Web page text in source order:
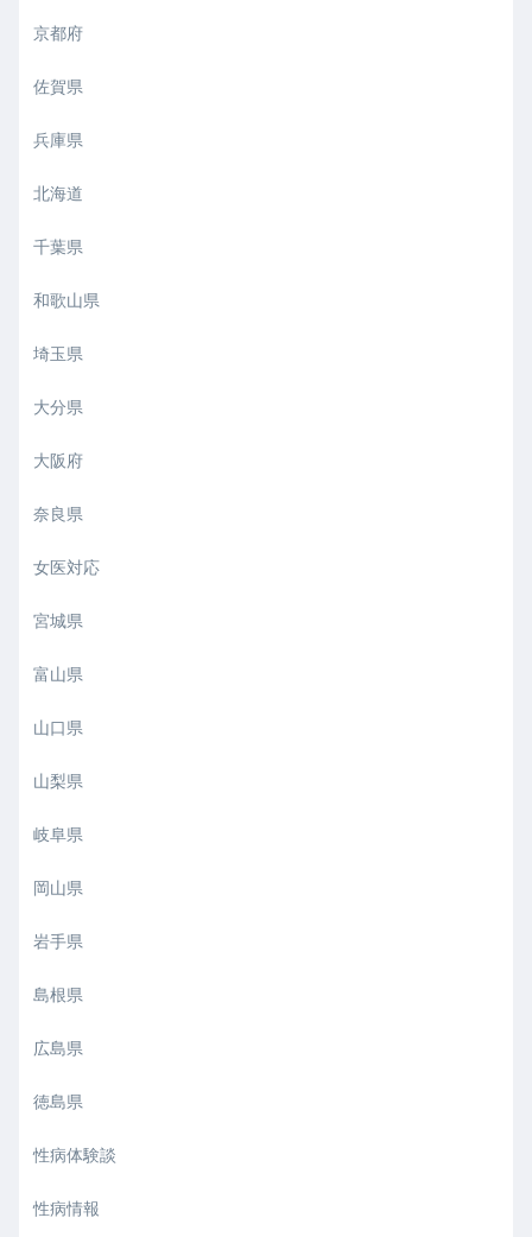
京都府
佐賀県
兵庫県
北海道
千葉県
和歌山県
埼玉県
大分県
大阪府
奈良県
女医対応
宮城県
富山県
山口県
山梨県
岐阜県
岡山県
岩手県
島根県
広島県
徳島県
性病体験談
性病情報